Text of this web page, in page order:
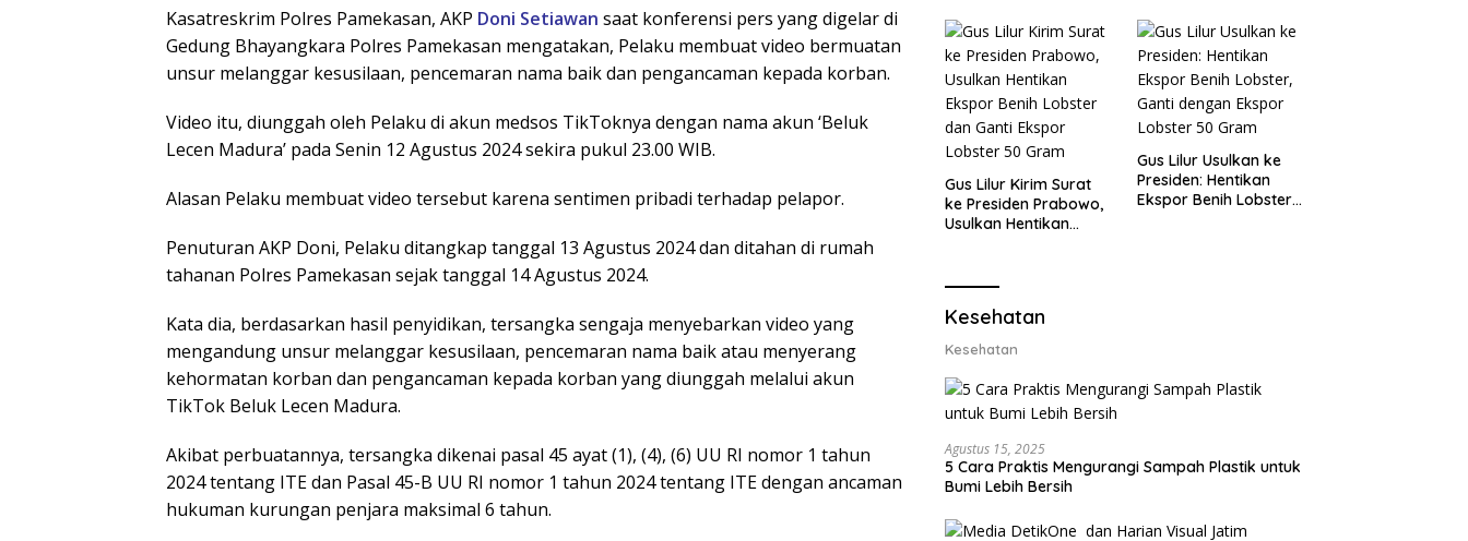
Kasatreskrim Polres Pamekasan, AKP Doni Setiawan saat konferensi pers yang digelar di
Gedung Bhayangkara Polres Pamekasan mengatakan, Pelaku membuat video bermuatan
unsur melanggar kesusilaan, pencemaran nama baik dan pengancaman kepada korban.
Video itu, diunggah oleh Pelaku di akun medsos TikToknya dengan nama akun ‘Beluk
Lecen Madura’ pada Senin 12 Agustus 2024 sekira pukul 23.00 WIB.
Alasan Pelaku membuat video tersebut karena sentimen pribadi terhadap pelapor.
Penuturan AKP Doni, Pelaku ditangkap tanggal 13 Agustus 2024 dan ditahan di rumah
tahanan Polres Pamekasan sejak tanggal 14 Agustus 2024.
Kata dia, berdasarkan hasil penyidikan, tersangka sengaja menyebarkan video yang
mengandung unsur melanggar kesusilaan, pencemaran nama baik atau menyerang
kehormatan korban dan pengancaman kepada korban yang diunggah melalui akun
TikTok Beluk Lecen Madura.
Akibat perbuatannya, tersangka dikenai pasal 45 ayat (1), (4), (6) UU RI nomor 1 tahun
2024 tentang ITE dan Pasal 45-B UU RI nomor 1 tahun 2024 tentang ITE dengan ancaman
hukuman kurungan penjara maksimal 6 tahun.
Gus Lilur Kirim Surat
ke Presiden Prabowo,
Usulkan Hentikan
Lobster 50 Gram
Gus Lilur Usulkan ke
Presiden: Hentikan
Ekspor Benih Lobster,
Kesehatan
Kesehatan
Agustus 15, 2025
5 Cara Praktis Mengurangi Sampah Plastik untuk
Bumi Lebih Bersih